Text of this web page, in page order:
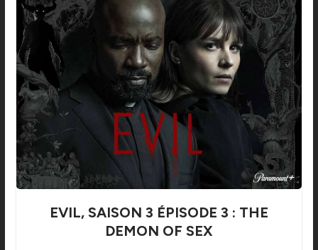
EVIL, SAISON 3 ÉPISODE 3 : THE
DEMON OF SEX